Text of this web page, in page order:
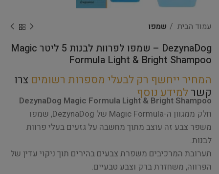
עמוד הבית שמפו
DezynaDog – שמפו לפרוות לבנות 5 ליטר Magic
Formula Light & Bright Shampoo
המחיר ייחשף רק לבעלי מספרות רשומים צרו
קשרלמידע נוסף
DezynaDog Magic Formula Light & Bright Shampoo
חלק ממגוון ה-Magic Formula של DezynaDog, שמפו
משפר צבע זה עוצב מתוך מחשבה על גזעים בעלי פרוות
לבנות.
תערובת המרכיבים משפרת צבעים בהירים תוך ניקוי עדין של
הפרווה, משחזרת ברק וצבע טבעיים.